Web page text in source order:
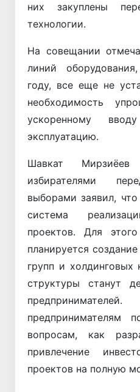
них закуплены
технологии.
На совещании
линий
году, все еще не
необходимость
ускоренному
эксплуатацию.
Шавкат
избирателями
выборами заявил,
система
проектов. Для
планируется
групп и
структуры станут
предпринимателям
вопросам, как
привлечение
проектов на полную